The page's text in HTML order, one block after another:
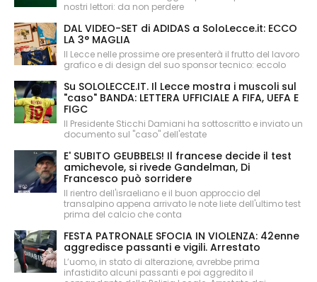
nostri lettori: da non perdere
DAL VIDEO-SET di ADIDAS a SoloLecce.it: ECCO
LA 3° MAGLIA
Il Lecce nelle prossime ore presenterà il frutto del lavoro
grafico e di design del suo sponsor tecnico: eccolo
Su SOLOLECCE.IT. Il Lecce mostra i muscoli sul
"caso" BANDA: LETTERA UFFICIALE A FIFA, UEFA E
FIGC
Il Presidente Sticchi Damiani ha sottoscritto e inviato un
documento sul "caso" dell'estate
E' SUBITO GEUBBELS! Il francese decide il test
amichevole, si rivede Gandelman, Di
Francesco può sorridere
Il rientro dell'israeliano e il buon approccio del
transalpino appena arrivato le note liete dell'ultimo test
prima del calcio che conta
FESTA PATRONALE SFOCIA IN VIOLENZA: 42enne
aggredisce passanti e vigili. Arrestato
L’uomo, in stato di alterazione, avrebbe prima
infastidito alcuni passanti e poi aggredito il